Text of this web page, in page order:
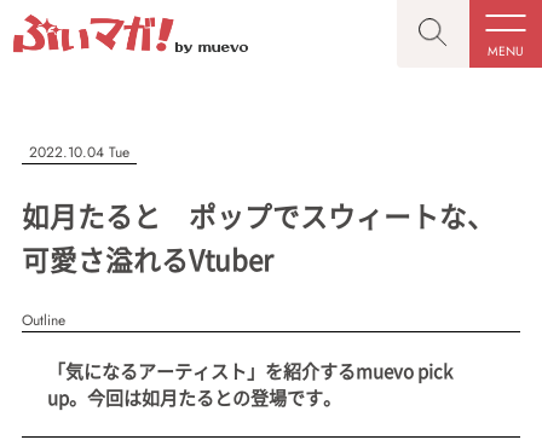
MENU
CLOSE
記事を検索する
人気ワード
#VTuber/VSinger #男性 #女性 #バ美肉 #男の娘
CLOSE
“推しへの応援を形にする”VTuber専門メディア
MENU
記事一覧
2022.10.04 Tue
如月たると ポップでスウィートな、
可愛さ溢れるVtuber
Outline
「気になるアーティスト」を紹介するmuevo pick
up。今回は如月たるとの登場です。